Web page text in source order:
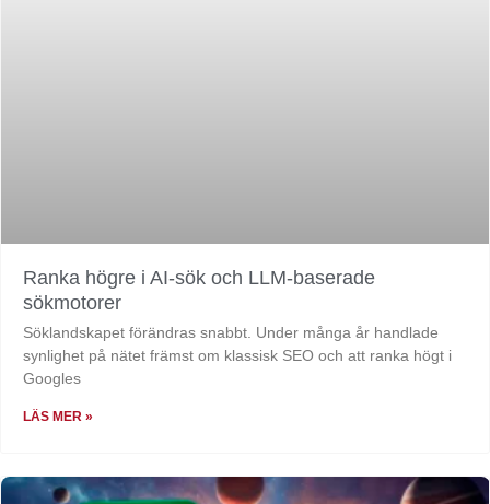
Ranka högre i AI-sök och LLM-baserade
sökmotorer
Söklandskapet förändras snabbt. Under många år handlade
synlighet på nätet främst om klassisk SEO och att ranka högt i
Googles
LÄS MER »